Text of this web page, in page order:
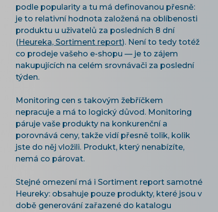
podle popularity a tu má definovanou přesně:
je to relativní hodnota založená na oblíbenosti
produktu u uživatelů za posledních 8 dní
(Heureka, Sortiment report). Není to tedy totéž
co prodeje vašeho e-shopu — je to zájem
nakupujících na celém srovnávači za poslední
týden.
Monitoring cen s takovým žebříčkem
nepracuje a má to logický důvod. Monitoring
páruje vaše produkty na konkurenční a
porovnává ceny, takže vidí přesně tolik, kolik
jste do něj vložili. Produkt, který nenabízíte,
nemá co párovat.
Stejné omezení má i Sortiment report samotné
Heureky: obsahuje pouze produkty, které jsou v
době generování zařazené do katalogu